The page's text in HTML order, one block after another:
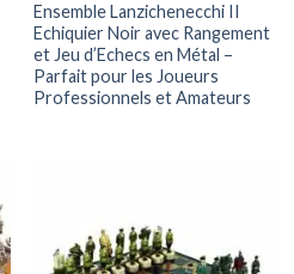
Ensemble Lanzichenecchi II
Echiquier Noir avec Rangement
et Jeu d’Echecs en Métal –
Parfait pour les Joueurs
Professionnels et Amateurs